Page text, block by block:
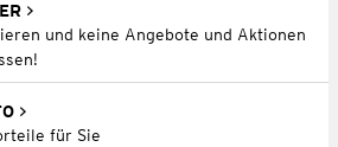
und keine Angebote und Aktionen
für Sie